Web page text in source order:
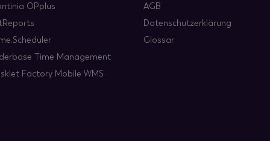
OPplus
Time Management
Factory Mobile WMS
AGB
Datenschutzerklärung
Glossar